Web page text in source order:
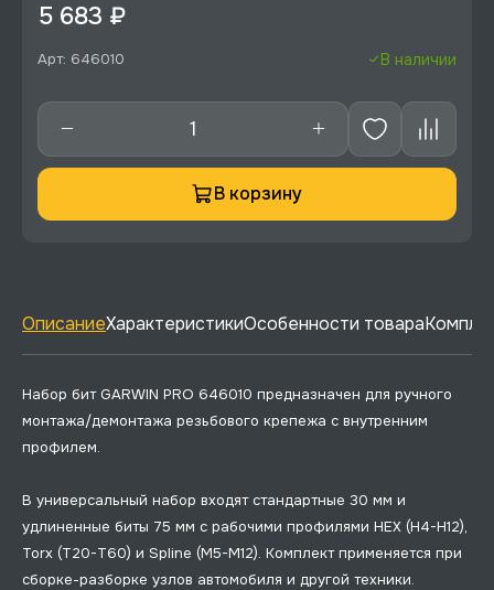
5 683 ₽
Арт: 646010 В наличии
В корзину
ОписаниеХарактеристикиОсобенности товара
Набор бит GARWIN PRO 646010 предназначен для ручного
монтажа/демонтажа резьбового крепежа с внутренним
профилем.
В универсальный набор входят стандартные 30 мм и
удлиненные биты 75 мм с рабочими профилями HEX (H4-H12),
Torx (T20-T60) и Spline (M5-M12). Комплект применяется при
сборке-разборке узлов автомобиля и другой техники.